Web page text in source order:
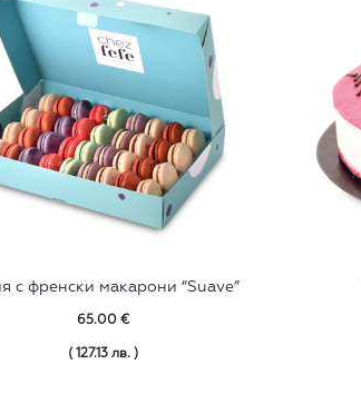
с френски макарони “Suave”
65.00 €
( 127.13 лв. )